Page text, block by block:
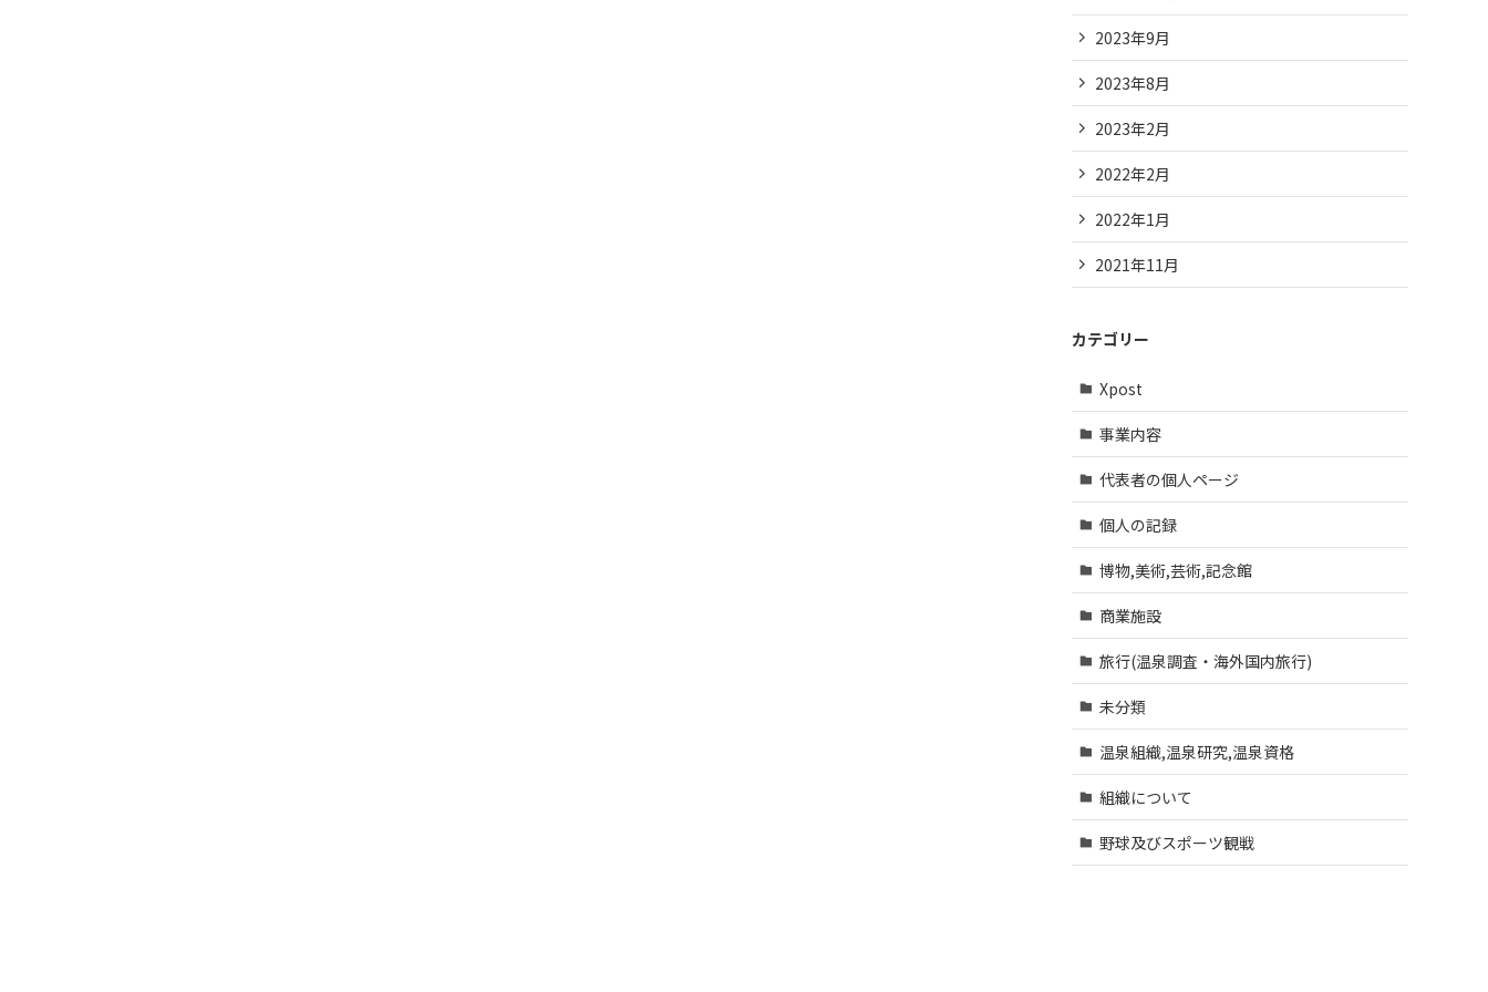
2023年9月
2023年8月
2023年2月
2022年2月
2022年1月
2021年11月
カテゴリー
Xpost
事業内容
代表者の個人ページ
個人の記録
博物,美術,芸術,記念館
商業施設
旅行(温泉調査・海外国内旅行)
未分類
温泉組織,温泉研究,温泉資格
組織について
野球及びスポーツ観戦